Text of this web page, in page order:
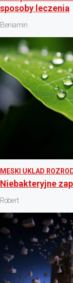
sposoby leczenia
Beniamin
MESKI UKLAD
Niebakteryjne
Robert